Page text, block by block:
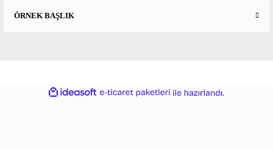
ÖRNEK BAŞLIK
ideasoft
e-